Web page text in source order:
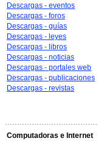
Descargas - eventos
Descargas - foros
Descargas - guías
Descargas - leyes
Descargas - libros
Descargas - noticias
Descargas - portales web
Descargas - publicaciones
Descargas - revistas
Computadoras e Internet